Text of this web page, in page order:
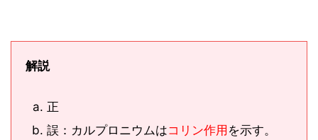
解説
正
誤：カルプロニウムはコリン作用 を示す。